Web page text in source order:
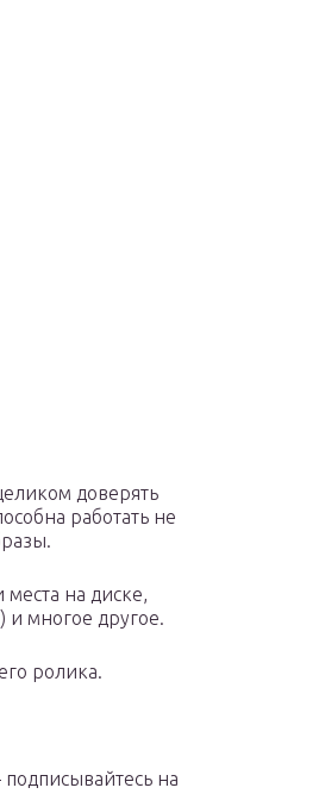
доверять
работать не
на диске,
) и многое другое.
ролика.
подписывайтесь на